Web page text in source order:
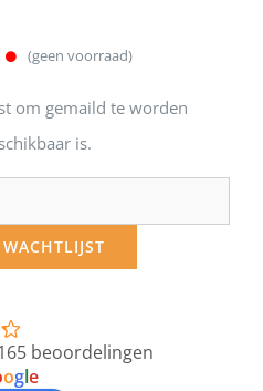
(geen voorraad)
om gemaild te worden
is.
beoordelingen
ogle